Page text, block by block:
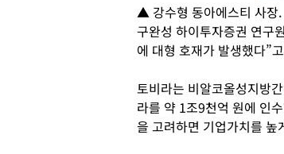
▲ 강수형 동아에스티 사장.
구완성 하이투자증권 연구
에 대형 호재가 발생했다”
토비라는 비알코올성지방
라를 약 1조9천억 원에 인
을 고려하면 기업가치를 높